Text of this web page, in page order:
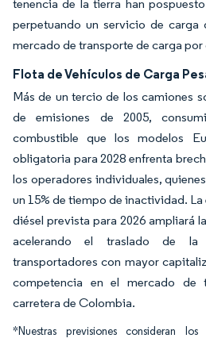
tenencia de la tierra han
perpetuando un servicio de carga
mercado de transporte de carga
Flota de Vehículos de Carga
Más de un tercio de los camiones
de emisiones de 2005,
combustible que los modelos
obligatoria para 2028 enfrenta
los operadores individuales,
un 15% de tiempo de inactividad.
diésel prevista para 2026 ampliará
acelerando el traslado de la
transportadores con mayor
competencia en el mercado de
carretera de Colombia.
*Nuestras previsiones consideran